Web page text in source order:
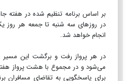
بر اساس برنامه تنظیم شده در هفته
در روزهای سه شنبه تا جمعه هر روز
انجام خواهد شد.
برای پاسخگویی به تقاضای مسافران